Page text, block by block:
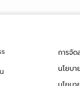
การจั
นโยบ